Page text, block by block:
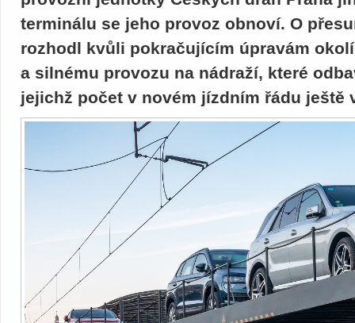
terminálu se jeho provoz obnoví. O
rozhodl kvůli pokračujícím úpravám
a silnému provozu na nádraží, které
jejichž počet v novém jízdním řádu ještě